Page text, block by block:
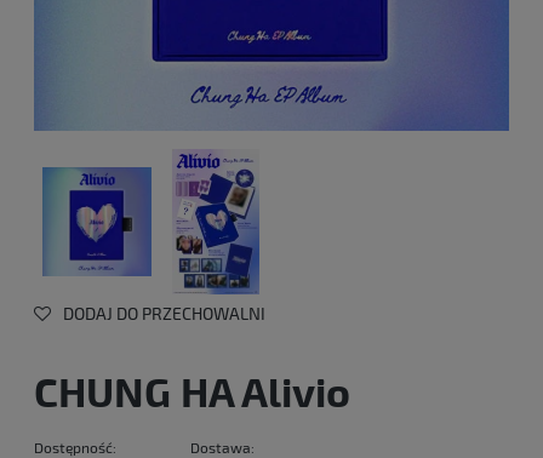
DODAJ DO PRZECHOWALNI
CHUNG HA Alivio
Dostępność:
Dostawa: